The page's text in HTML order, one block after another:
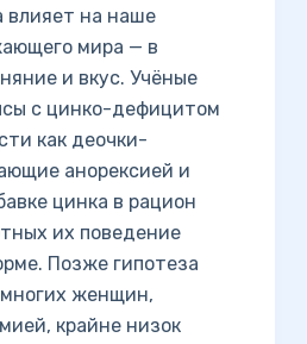
влияет на наше
мира — в
и вкус. Учёные
с цинко-дефицитом
как деочки-
анорексией и
цинка в рацион
их поведение
Позже гипотеза
женщин,
крайне низок